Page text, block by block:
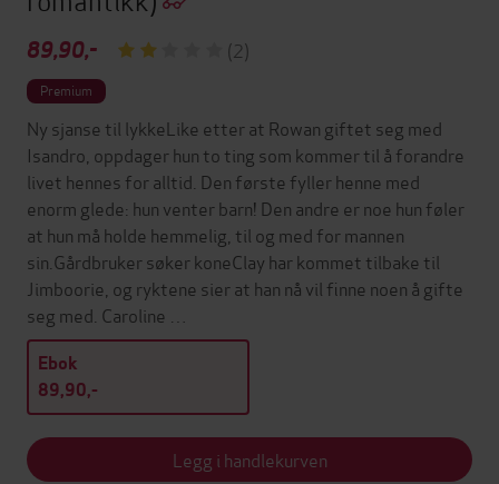
89,90,- (2)
Premium
Ny sjanse til lykkeLike etter at Rowan giftet seg med
Isandro, oppdager hun to ting som kommer til å forandre
livet hennes for alltid. Den første fyller henne med
enorm glede: hun venter barn! Den andre er noe hun føler
at hun må holde hemmelig, til og med for mannen
sin.Gårdbruker søker koneClay har kommet tilbake til
Jimboorie, og ryktene sier at han nå vil finne noen å gifte
seg med. Caroline …
Ebok
89,90,-
Legg i handlekurven